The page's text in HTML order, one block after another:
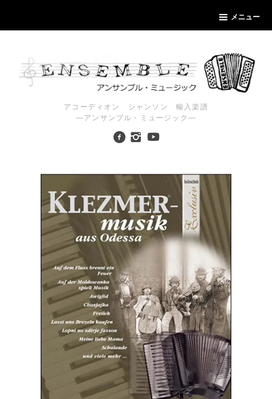
メニュー
アコーディオン シャンソン 輸入楽譜
―アンサンブル・ミュージック―